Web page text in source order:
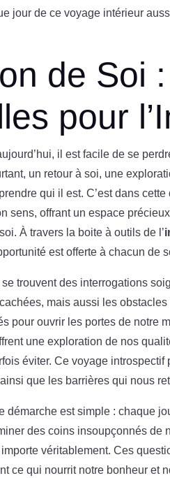
jour de ce voyage intérieur
de Soi
pour
il est facile de se
un retour à soi, une
qui il est. C’est dans cette
sens, offrant un espace
À travers la boite à outils de l’
est offerte à chacun de
trouvent des interrogations
mais aussi les
pour ouvrir les portes de notre
une exploration de nos
éviter. Ce voyage
que les barrières qui nous
démarche est simple : chaque
des coins insoupçonnés de
véritablement. Ces
ce qui nourrit notre bonheur et